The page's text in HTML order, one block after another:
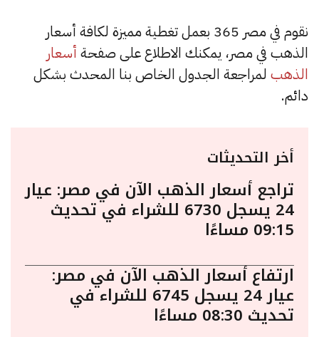
نقوم في مصر 365 بعمل تغطية مميزة لكافة أسعار
الذهب في مصر، يمكنك الاطلاع على صفحة أسعار
الذهب لمراجعة الجدول الخاص بنا المحدث بشكل
دائم.
أخر التحديثات
تراجع أسعار الذهب الآن في مصر: عيار
24 يسجل 6730 للشراء في تحديث
09:15 مساءًا
ارتفاع أسعار الذهب الآن في مصر:
عيار 24 يسجل 6745 للشراء في
تحديث 08:30 مساءًا